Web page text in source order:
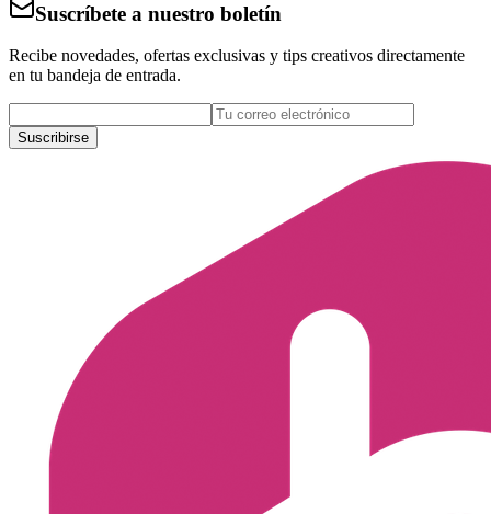
Suscríbete a nuestro boletín
Recibe novedades, ofertas exclusivas y tips creativos directamente
en tu bandeja de entrada.
Suscribirse